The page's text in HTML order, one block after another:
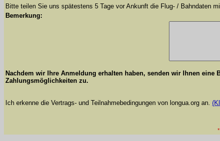
Bitte teilen Sie uns spätestens 5 Tage vor Ankunft die Flug- / Bahndaten
Bemerkung:
Nachdem wir Ihre Anmeldung erhalten haben, senden wir Ihnen
Zahlungsmöglichkeiten zu.
Ich erkenne die Vertrags- und Teilnahmebedingungen von longua.org an.
*